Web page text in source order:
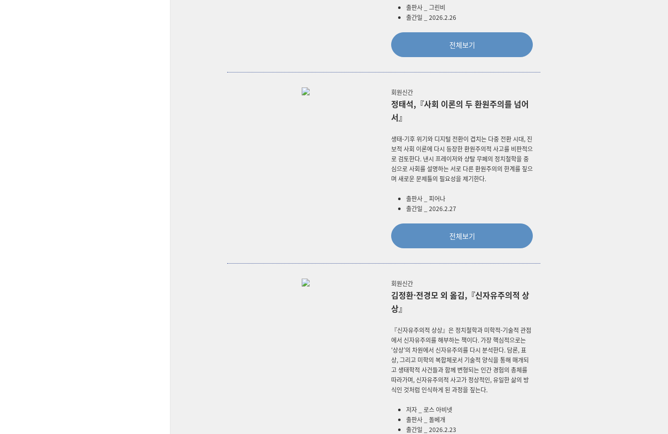
출판사 _ 그린비
출간일 _ 2026.2.26
전체보기
회원신간
정태석,『사회 이론의 두 환원주의를 넘어
서』
생태-기후 위기와 디지털 전환이 겹치는 다중 전환 시대, 진
보적 사회 이론에 다시 등장한 환원주의적 사고를 비판적으
로 검토한다. 낸시 프레이저와 샹탈 무페의 정치철학을 중
심으로 사회를 설명하는 서로 다른 환원주의의 한계를 짚으
며 새로운 문제틀의 필요성을 제기한다.
출판사 _ 피어나
출간일 _ 2026.2.27
전체보기
회원신간
김정환·전경모 외 옮김,『신자유주의적 상
상』
『신자유주의적 상상』은 정치철학과 미학적-기술적 관점
에서 신자유주의를 해부하는 책이다. 가장 핵심적으로는
‘상상’의 차원에서 신자유주의를 다시 분석한다. 담론, 표
상, 그리고 미학의 복합체로서 기술적 양식을 통해 매개되
고 생태학적 사건들과 함께 변형되는 인간 경험의 총체를
따라가며, 신자유주의적 사고가 정상적인, 유일한 삶의 방
식인 것처럼 인식하게 된 과정을 짚는다.
저자 _ 로스 아비넷
출판사 _ 돌베개
출간일 _ 2026.2.23